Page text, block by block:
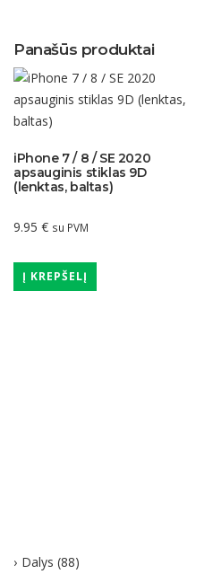
Panašūs produktai
iPhone 7 / 8 / SE 2020
apsauginis stiklas 9D
(lenktas, baltas)
9.95 € su PVM
Į KREPŠELĮ
Dalys (88)